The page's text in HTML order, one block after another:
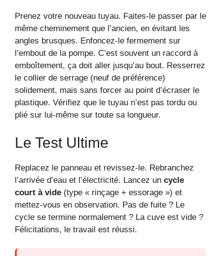
Prenez votre nouveau tuyau. Faites-le passer par le
même cheminement que l’ancien, en évitant les
angles brusques. Enfoncez-le fermement sur
l’embout de la pompe. C’est souvent un raccord à
emboîtement, ça doit aller jusqu’au bout. Resserrez
le collier de serrage (neuf de préférence)
solidement, mais sans forcer au point d’écraser le
plastique. Vérifiez que le tuyau n’est pas tordu ou
plié sur lui-même sur toute sa longueur.
Le Test Ultime
Replacez le panneau et revissez-le. Rebranchez
l’arrivée d’eau et l’électricité. Lancez un cycle
court à vide (type « rinçage + essorage ») et
mettez-vous en observation. Pas de fuite ? Le
cycle se termine normalement ? La cuve est vide ?
Félicitations, le travail est réussi.